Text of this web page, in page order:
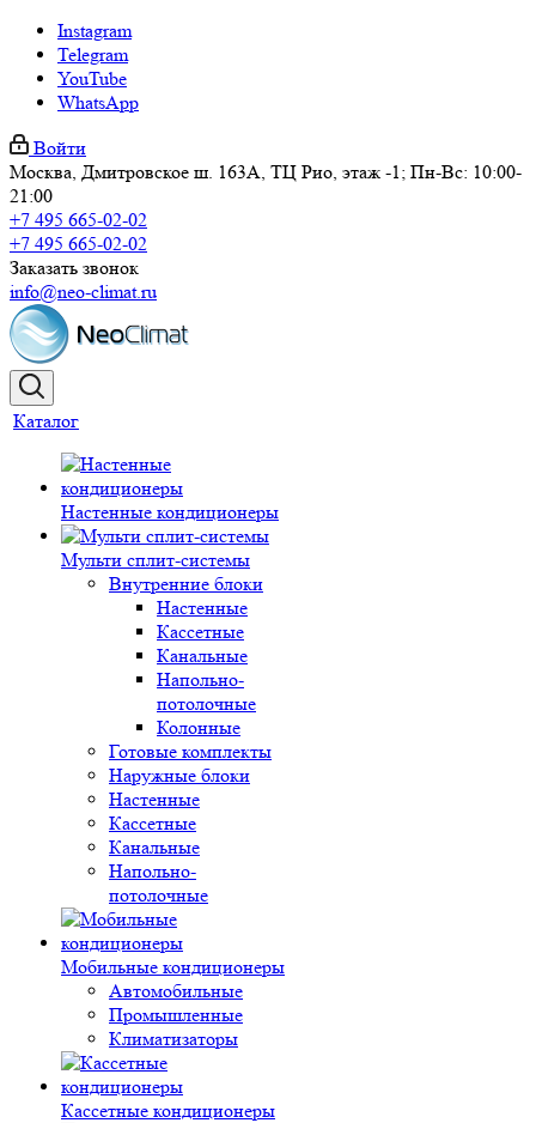
Instagram
Telegram
YouTube
WhatsApp
Войти
Москва, Дмитровское ш. 163А, ТЦ Рио, этаж -1; Пн-Вс: 10:00-
21:00
+7 495 665-02-02
+7 495 665-02-02
Заказать звонок
info@neo-climat.ru
Каталог
Настенные кондиционеры
Мульти сплит-системы
Внутренние блоки
Настенные
Кассетные
Канальные
Напольно-
потолочные
Колонные
Готовые комплекты
Наружные блоки
Настенные
Кассетные
Канальные
Напольно-
потолочные
Мобильные кондиционеры
Автомобильные
Промышленные
Климатизаторы
Кассетные кондиционеры